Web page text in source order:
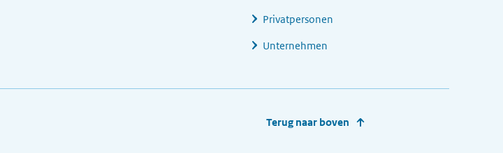
Privatpersonen
Unternehmen
Terug naar boven